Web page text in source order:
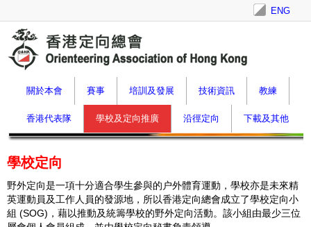
ENG
關於本會 賽事 培訓及發展 技術資訊 教練
香港代表隊 學校及定向推廣 沿徑定向 下載及其他
學校定向
野外定向是一項十分適合學生參與的户外體育運動， 學校亦是未來精
英運動員及工作人員的發源地， 所以香港定向總會成立了學校定向小
組 (SOG)， 藉以推動及統籌學校的野外定向活動。該小組由最少三位